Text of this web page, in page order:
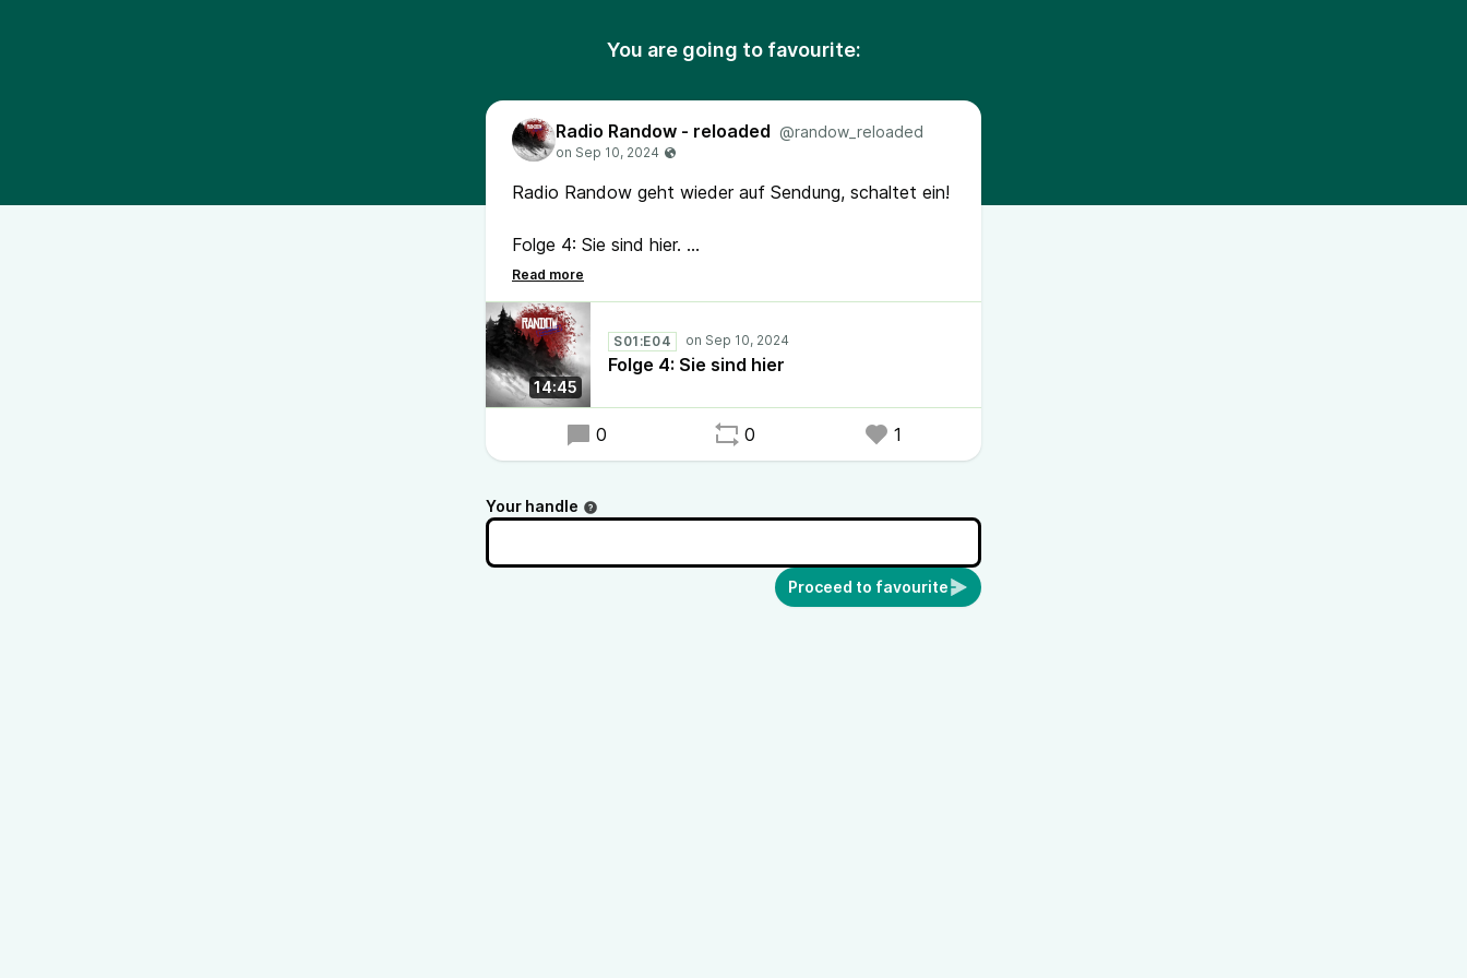
You are going to favourite:
Radio Randow - reloaded @randow_reloaded
Radio Randow geht wieder auf Sendung, schaltet ein!
Folge 4: Sie sind hier.
#RadioRandow #Randow #Podcast #Mystery
14:45
S01:E04
Folge 4: Sie sind hier
0 0 1
Your handle
Proceed to favourite